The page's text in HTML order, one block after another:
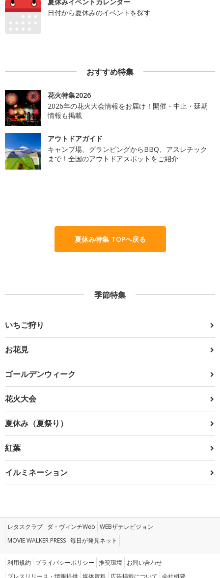
日付から夏休みのイベントを探す
おすすめ特集
花火特集2026
2026年の花火大会情報をお届け！開催・中止・延期
情報も掲載
アウトドアガイド
キャンプ場、グランピングからBBQ、アスレチック
まで！全国のアウトドアスポットをご紹介
夏休み特集 TOPへ戻る
季節特集
いちご狩り
お花見
ゴールデンウィーク
花火大会
夏休み（夏祭り）
紅葉
イルミネーション
レタスクラブ ダ・ヴィンチWeb WEBザテレビジョン
MOVIE WALKER PRESS 毎日が発見ネット
利用規約 プライバシーポリシー 推奨環境 お問い合わせ
プレスリリース・情報提供 媒体資料 広告掲載について 会社概要